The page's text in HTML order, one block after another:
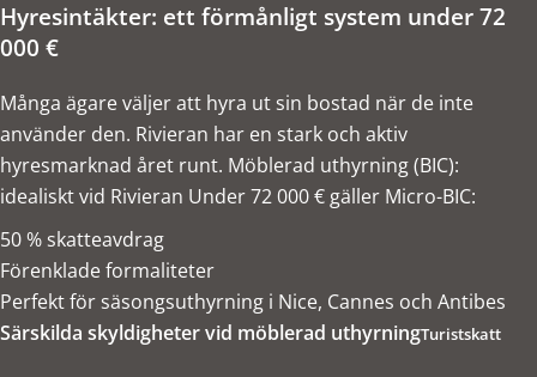
Hyresintäkter: ett förmånligt system under 72
000 €
Många ägare väljer att hyra ut sin bostad när de inte
använder den. Rivieran har en stark och aktiv
hyresmarknad året runt. Möblerad uthyrning (BIC):
idealiskt vid Rivieran Under 72 000 € gäller Micro-BIC:
50 % skatteavdrag
Förenklade formaliteter
Perfekt för säsongsuthyrning i Nice, Cannes och Antibes
Särskilda skyldigheter vid möblerad uthyrningTuristskatt